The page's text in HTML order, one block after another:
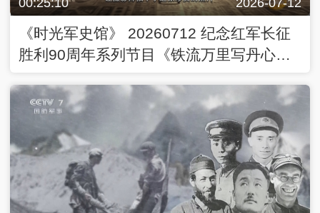
《时光军史馆》 20260712 纪念红军长征
胜利90周年系列节目《铁流万里写丹心》